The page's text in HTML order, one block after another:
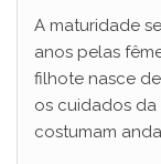
A maturidade
anos pelas
filhote nasce
os cuidados da
costumam